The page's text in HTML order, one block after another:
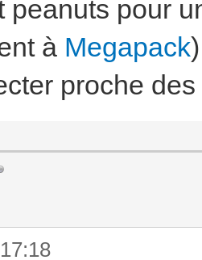
peanuts pour
à Megapack
proche